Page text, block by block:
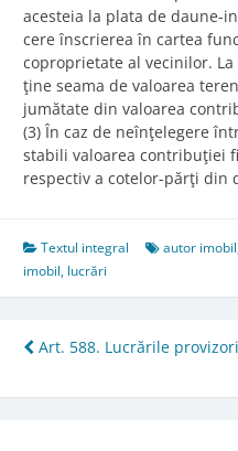
acesteia la plata de daune-
cere înscrierea în cartea
coproprietate al vecinilor.
ţine seama de valoarea
jumătate din valoarea
(3) În caz de neînţelegere
stabili valoarea contribuţiei
respectiv a cotelor-părţi din
Textul integral autor imobil
imobil, lucrări
Post
navigation
Art. 588. Lucrările